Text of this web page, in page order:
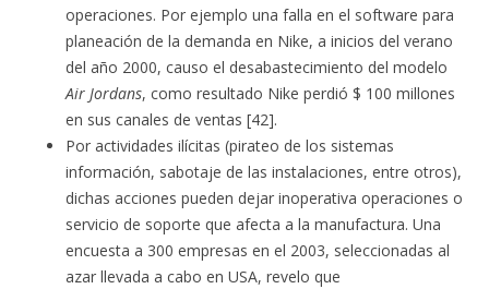
operaciones. Por ejemplo una falla en el software para
planeación de la demanda en Nike, a inicios del verano
del año 2000, causo el desabastecimiento del modelo
Air Jordans, como resultado Nike perdió $ 100 millones
en sus canales de ventas [42].
Por actividades ilícitas (pirateo de los sistemas
información, sabotaje de las instalaciones, entre otros),
dichas acciones pueden dejar inoperativa operaciones o
servicio de soporte que afecta a la manufactura. Una
encuesta a 300 empresas en el 2003, seleccionadas al
azar llevada a cabo en USA, revelo que